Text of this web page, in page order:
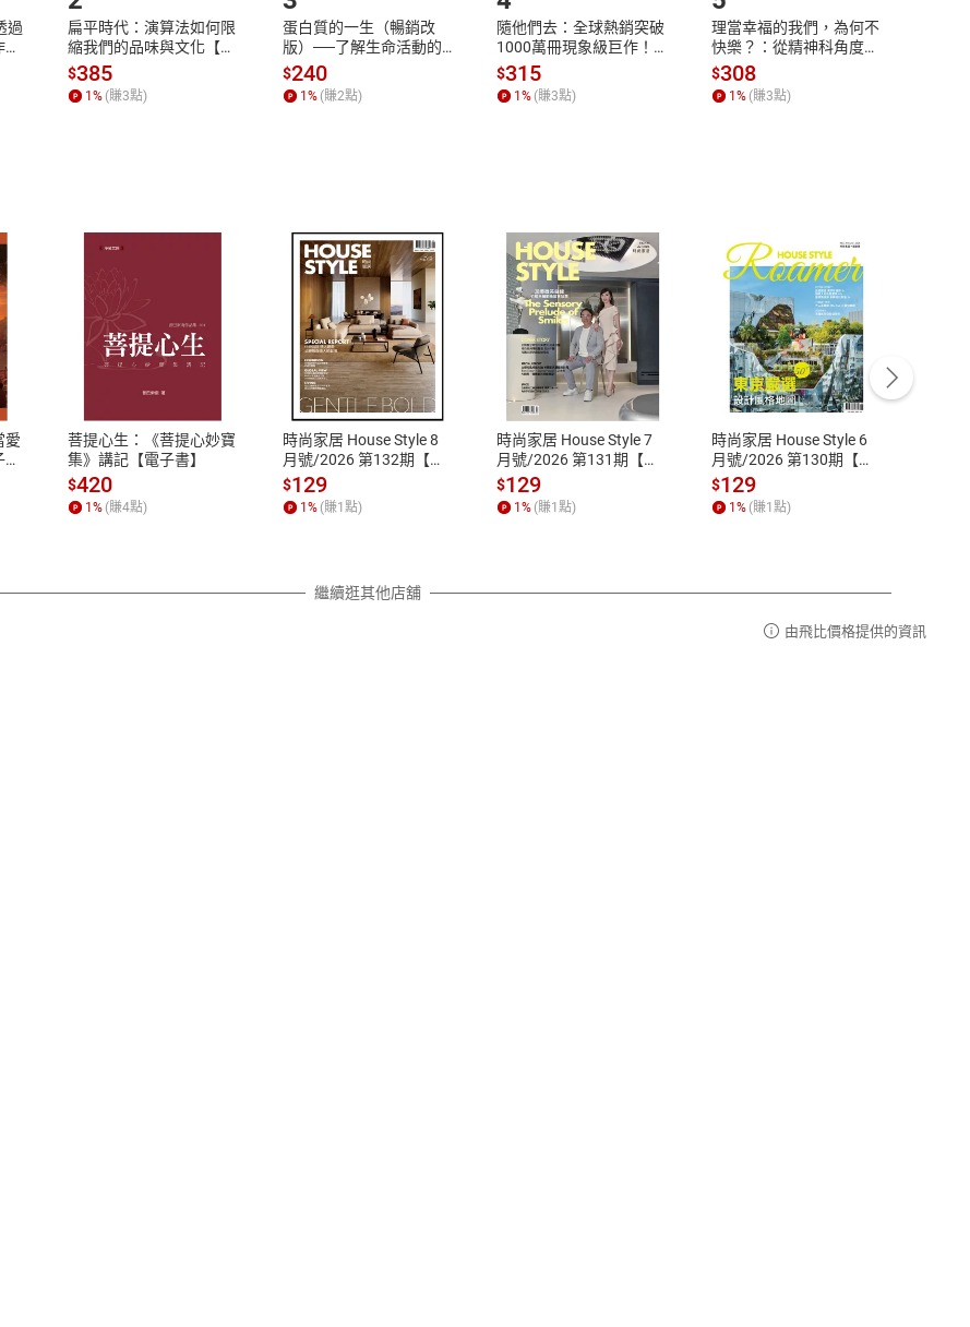
、LINE PAY、AFTEE
退換貨規範
本店是否提供消費者保護法七日猶豫期
之權利，遽消費者保護法及通訊交易解
除權合理例外情事適用準則，依商品性
質各有不同規定。詳細退換貨說明請參
照各商品說明。
客服資訊
服務時間：週一到週五 10:00-12:00、
13:00-17:00 (國定假日及例假日休息)
客服電話：0080-1857077
過
扁平時代：演算法如何限
縮我們的品味與文化【電
子書】
$385
1% (賺3點)
蛋白質的一生（暢銷改
版）──了解生命活動的
秘密，讀懂生命科學的第
一本書【電子書】
$240
1% (賺2點)
隨他們去：全球熱銷突破
1000萬冊現象級巨作！
改變千萬人命運的心理技
巧【附放下執念明信片
圖】【電子書】
$315
1% (賺3點)
理當幸福的我們，為何不
快樂？：從精神科角度，
理解「富足一代」的焦
慮、不安與失落【電子
書】
$308
1% (賺3點)
愛
菩提心生：《菩提心妙寶
集》講記【電子書】
$420
1 % (賺4點)
時尚家居 House Style 8
月號/2026 第132期【電
子書】
$129
1 % (賺1 點)
時尚家居 House Style 7
月號/2026 第131期【電
子書】
$129
1% (賺1點)
時尚家居 House Style 6
月號/2026 第130期【電
子書】
$129
1% (賺1點)
繼續逛其他店舖
由飛比價格提供的資訊